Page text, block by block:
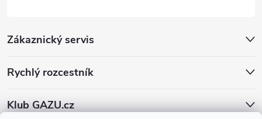
Zákaznický servis
Rychlý rozcestník
Klub GAZU.cz